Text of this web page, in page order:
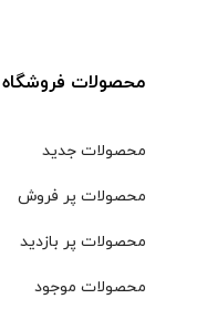
محصولات فروشگاه
محصولات جدید
محصولات پر فروش
محصولات پر بازدید
محصولات موجود